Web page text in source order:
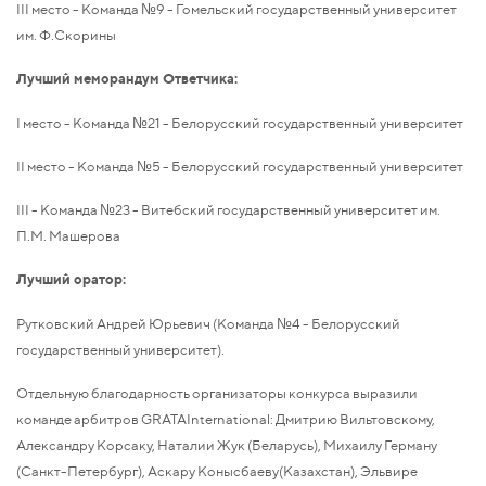
III место - Команда №9 - Гомельский государственный университет
им. Ф.Скорины
Лучший меморандум Ответчика:
I место - Команда №21 - Белорусский государственный университет
II место - Команда №5 - Белорусский государственный университет
III - Команда №23 - Витебский государственный университет им.
П.М. Машерова
Лучший оратор:
Рутковский Андрей Юрьевич (Команда №4 - Белорусский
государственный университет).
Отдельную благодарность организаторы конкурса выразили
команде арбитров GRATAInternational: Дмитрию Вильтовскому,
Александру Корсаку, Наталии Жук (Беларусь), Михаилу Герману
(Санкт-Петербург), Аскару Конысбаеву(Казахстан), Эльвире